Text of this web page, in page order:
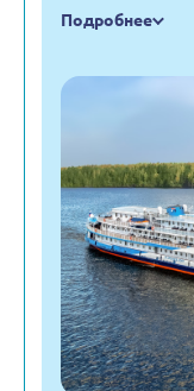
Подробнее